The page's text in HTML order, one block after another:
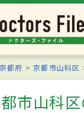
京都府 京都市山科区
市山科